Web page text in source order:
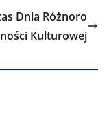
Dnia Różnoro
Kulturowej